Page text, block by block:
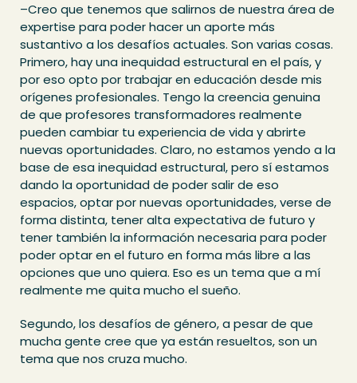
–Creo que tenemos que salirnos de nuestra área de
expertise para poder hacer un aporte más
sustantivo a los desafíos actuales. Son varias cosas.
Primero, hay una inequidad estructural en el país, y
por eso opto por trabajar en educación desde mis
orígenes profesionales. Tengo la creencia genuina
de que profesores transformadores realmente
pueden cambiar tu experiencia de vida y abrirte
nuevas oportunidades. Claro, no estamos yendo a la
base de esa inequidad estructural, pero sí estamos
dando la oportunidad de poder salir de eso
espacios, optar por nuevas oportunidades, verse de
forma distinta, tener alta expectativa de futuro y
tener también la información necesaria para poder
poder optar en el futuro en forma más libre a las
opciones que uno quiera. Eso es un tema que a mí
realmente me quita mucho el sueño.
Segundo, los desafíos de género, a pesar de que
mucha gente cree que ya están resueltos, son un
tema que nos cruza mucho.